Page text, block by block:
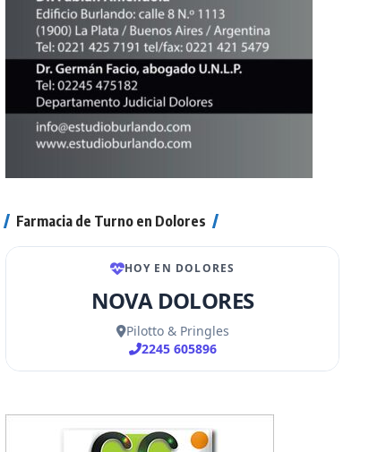
Farmacia de Turno en Dolores